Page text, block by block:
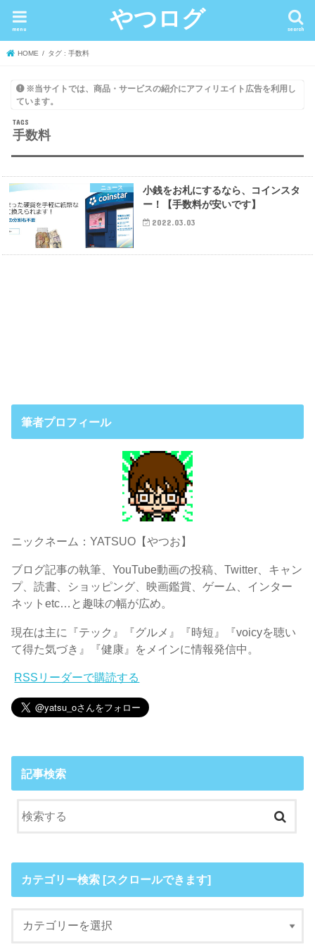
やつログ search
menu
HOME タグ : 手数料
※当サイトでは、商品・サービスの紹介にアフィリエイト広告を利用し
ています。
手数料
ニュース
小銭をお札にするなら、コインスタ
ー！【手数料が安いです】
2022.03.03
筆者プロフィール
ニックネーム：YATSUO【やつお】
ブログ記事の執筆、YouTube動画の投稿、Twitter、キャン
プ、読書、ショッピング、映画鑑賞、ゲーム、インター
ネットetc…と趣味の幅が広め。
現在は主に『テック』『グルメ』『時短』『voicyを聴い
て得た気づき』『健康』をメインに情報発信中。
RSSリーダーで購読する
記事検索
カテゴリー検索 [スクロールできます]